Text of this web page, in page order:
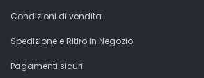
Condizioni di vendita
Spedizione e Ritiro in Negozio
Pagamenti sicuri